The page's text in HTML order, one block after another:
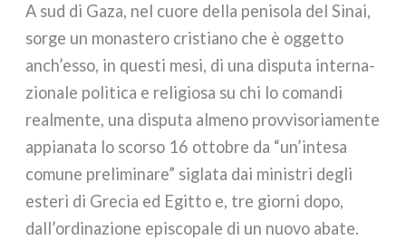
A sud di Gaza, nel cuo­re del­la peni­so­la del Sinai,
sor­ge un mona­ste­ro cri­stia­no che è ogget­to
anch’esso, in que­sti mesi, di una dispu­ta inter­na­
zio­na­le poli­ti­ca e reli­gio­sa su chi lo coman­di
real­men­te, una dispu­ta alme­no prov­vi­so­ria­men­te
appia­na­ta lo scor­so 16 otto­bre da “un’intesa
comu­ne pre­li­mi­na­re” sigla­ta dai mini­stri degli
este­ri di Grecia ed Egitto e, tre gior­ni dopo,
dall’ordinazione epi­sco­pa­le di un nuo­vo aba­te.